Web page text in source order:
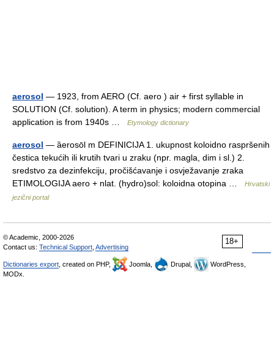
aerosol — 1923, from AERO (Cf. aero ) air + first syllable in
SOLUTION (Cf. solution). A term in physics; modern commercial
application is from 1940s …
Etymology dictionary
aerosol — ȁerosōl m DEFINICIJA 1. ukupnost koloidno raspršenih
čestica tekućih ili krutih tvari u zraku (npr. magla, dim i sl.) 2.
sredstvo za dezinfekciju, pročišćavanje i osvježavanje zraka
ETIMOLOGIJA aero + nlat. (hydro)sol: koloidna otopina …
Hrvatski
jezični portal
18+
© Academic, 2000-2026
Contact us: Technical Support Advertising
Dictionaries export , created on PHP, Joomla, Drupal,
WordPress,
MODx.